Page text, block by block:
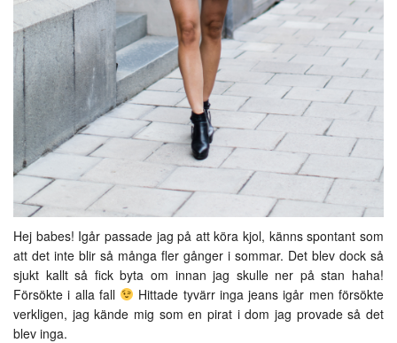
Hej babes! Igår passade jag på att köra kjol, känns spontant som
att det inte blir så många fler gånger i sommar. Det blev dock så
sjukt kallt så fick byta om innan jag skulle ner på stan haha!
Försökte i alla fall
Hittade tyvärr inga jeans igår men försökte
verkligen, jag kände mig som en pirat i dom jag provade så det
blev inga.